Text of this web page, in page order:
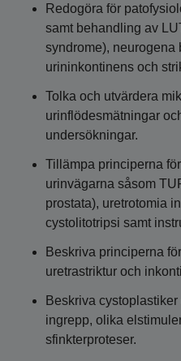
Redogöra för
samt behandling av
syndrome), neurogena
urininkontinens och
Tolka och utvärdera
urinflödesmätningar
undersökningar.
Tillämpa principerna
urinvägarna såsom
prostata), uretrotomia
cystolitotripsi samt
Beskriva principerna
uretrastriktur och
Beskriva
ingrepp, olika
sfinkterproteser.